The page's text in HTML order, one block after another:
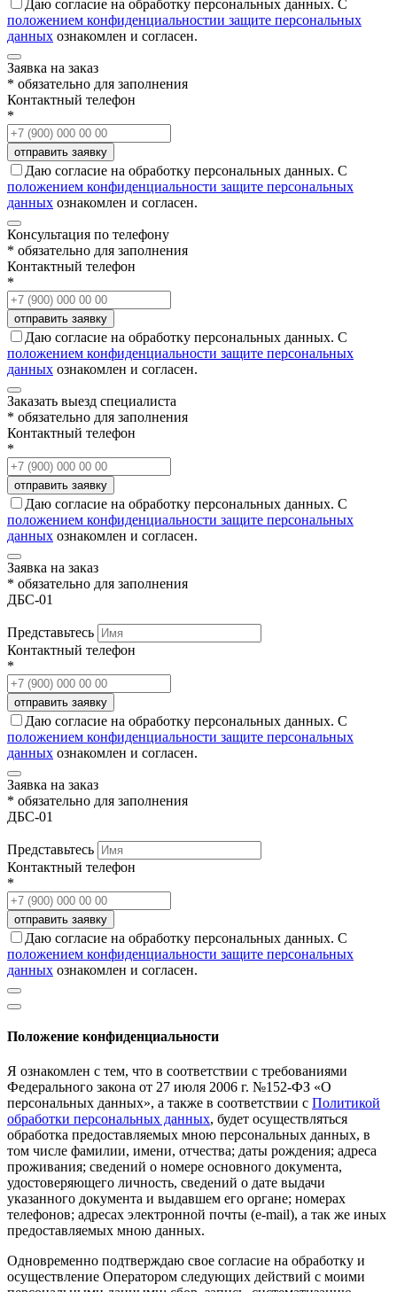
Даю согласие на обработку персональных данных. С
положением конфиденциальностии защите персональных
данных ознакомлен и согласен.
Заявка на заказ
* обязательно для заполнения
Контактный телефон
*
Даю согласие на обработку персональных данных. С
положением конфиденциальности защите персональных
данных ознакомлен и согласен.
Консультация по телефону
* обязательно для заполнения
Контактный телефон
*
Даю согласие на обработку персональных данных. С
положением конфиденциальности защите персональных
данных ознакомлен и согласен.
Заказать выезд специалиста
* обязательно для заполнения
Контактный телефон
*
Даю согласие на обработку персональных данных. С
положением конфиденциальности защите персональных
данных ознакомлен и согласен.
Заявка на заказ
* обязательно для заполнения
ДБС-01
Представьтесь
Контактный телефон
*
Даю согласие на обработку персональных данных. С
положением конфиденциальности защите персональных
данных ознакомлен и согласен.
Заявка на заказ
* обязательно для заполнения
ДБС-01
Представьтесь
Контактный телефон
*
Даю согласие на обработку персональных данных. С
положением конфиденциальности защите персональных
данных ознакомлен и согласен.
Положение конфиденциальности
Я ознакомлен с тем, что в соответствии с требованиями
Федерального закона от 27 июля 2006 г. №152-ФЗ «О
персональных данных», а также в соответствии с Политикой
обработки персональных данных, будет осуществляться
обработка предоставляемых мною персональных данных, в
том числе фамилии, имени, отчества; даты рождения; адреса
проживания; сведений о номере основного документа,
удостоверяющего личность, сведений о дате выдачи
указанного документа и выдавшем его органе; номерах
телефонов; адресах электронной почты (е-mail), а так же иных
предоставляемых мною данных.
Одновременно подтверждаю свое согласие на обработку и
осуществление Оператором следующих действий с моими